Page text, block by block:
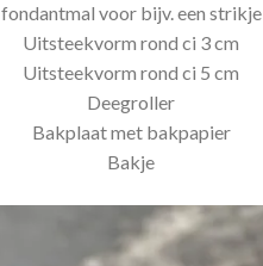
fondantmal voor bijv. een strikje
Uitsteekvorm rond ci 3 cm
Uitsteekvorm rond ci 5 cm
Deegroller
Bakplaat met bakpapier
Bakje